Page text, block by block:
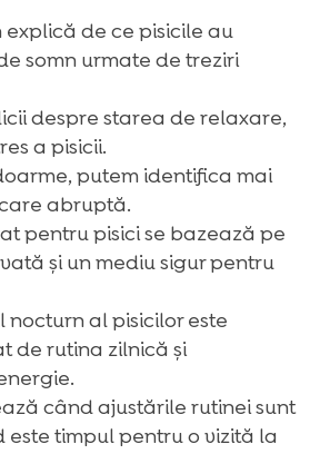
de ce pisicile au
somn urmate de treziri
despre starea de relaxare,
a pisicii.
putem identifica mai
abruptă.
pentru pisici se bazează pe
și un mediu sigur pentru
al pisicilor este
de rutina zilnică și
când ajustările rutinei sunt
este timpul pentru o vizită la